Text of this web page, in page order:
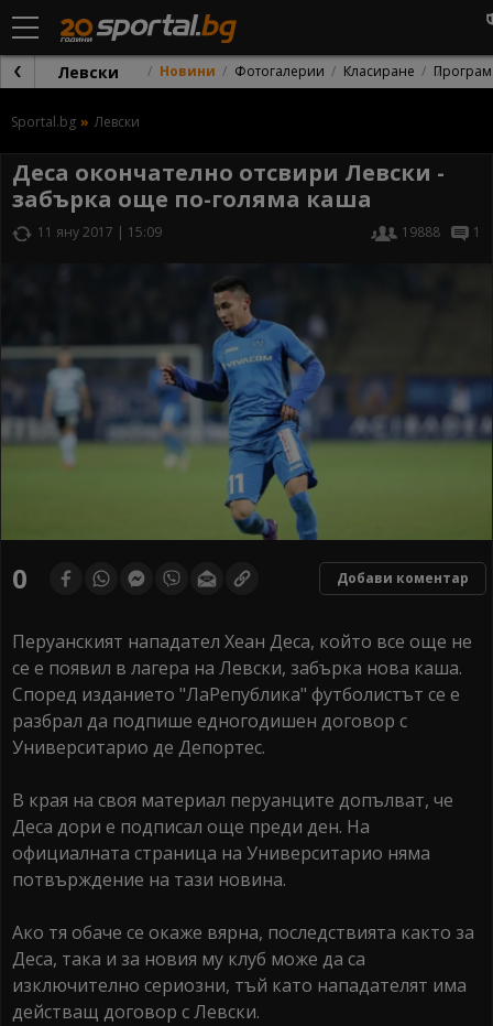
Левски Новини Фотогалерии Класиране
Sportal.bg Левски
Деса окончателно отсвири Левски -
забърка още по-голяма каша
11 яну 2017 | 15:09 19888 1
0 Добави коментар
Перуанският нападател Хеан Деса, който все още не
се е появил в лагера на Левски, забърка нова каша.
Според изданието "ЛаРепублика" футболистът се е
разбрал да подпише едногодишен договор с
Университарио де Депортес.
В края на своя материал перуанците допълват, че
Деса дори е подписал още преди ден. На
официалната страница на Университарио няма
потвърждение на тази новина.
Ако тя обаче се окаже вярна, последствията както за
Деса, така и за новия му клуб може да са
изключително сериозни, тъй като нападателят има
действащ договор с Левски.